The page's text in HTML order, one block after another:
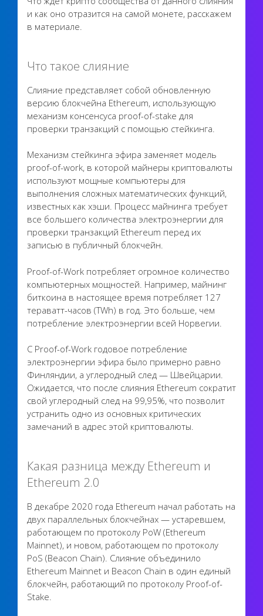
и как оно отразится на самой монете, расскажем
в материале.
Что такое слияние
Слияние представляет собой обновленную
версию блокчейна Ethereum, использующую
механизм консенсуса proof-of-stake для
проверки транзакций с помощью стейкинга.
Механизм стейкинга эфира заменяет модель
proof-of-work, в которой майнеры криптовалюты
используют мощные компьютеры для
выполнения сложных математических функций,
известных как хэши. Процесс майнинга требует
все большего количества электроэнергии для
проверки транзакций Ethereum перед их
записью в публичный блокчейн.
Proof-of-Work потребляет огромное количество
компьютерных мощностей. Например, майнинг
биткоина в настоящее время потребляет 127
тераватт-часов (TWh) в год. Это больше, чем
потребление электроэнергии всей Норвегии.
С Proof-of-Work годовое потребление
электроэнергии эфира было примерно равно
Финляндии, а углеродный след — Швейцарии.
Ожидается, что после слияния Ethereum сократит
свой углеродный след на 99,95%, что позволит
устранить одно из основных критических
замечаний в адрес этой криптовалюты.
Какая разница между Ethereum и
Ethereum 2.0
В декабре 2020 года Ethereum начал работать на
двух параллельных блокчейнах — устаревшем,
работающем по протоколу PoW (Ethereum
Mainnet), и новом, работающем по протоколу
PoS (Beacon Chain). Слияние объединило
Ethereum Mainnet и Beacon Chain в один единый
блокчейн, работающий по протоколу Proof-of-
Stake.